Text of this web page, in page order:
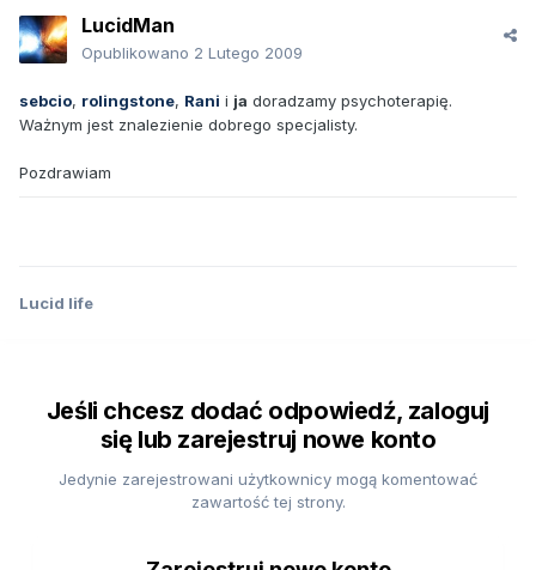
LucidMan
Opublikowano 2 Lutego 2009
sebcio, rolingstone, Rani i ja doradzamy psychoterapię.
Ważnym jest znalezienie dobrego specjalisty.
Pozdrawiam
Lucid life
Jeśli chcesz dodać odpowiedź, zaloguj
się lub zarejestruj nowe konto
Jedynie zarejestrowani użytkownicy mogą komentować
zawartość tej strony.